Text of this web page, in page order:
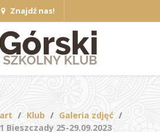
Znajdź nas!
Klub
Galeria zdjęć
Bieszczady 25-29.09.2023